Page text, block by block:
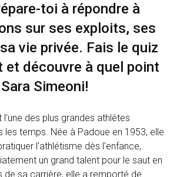
toi à répondre à
sur ses exploits, ses
vie privée. Fais le quiz
et découvre à quel point
Simeoni!
l'une des plus grandes athlètes
les temps. Née à Padoue en 1953, elle
l'athlétisme dès l'enfance,
un grand talent pour le saut en
de sa carrière, elle a remporté de